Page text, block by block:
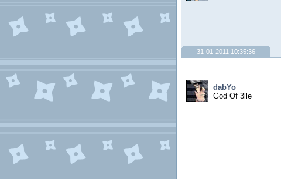
31-01-2011 10:35:36
dabYo
God Of 3lle